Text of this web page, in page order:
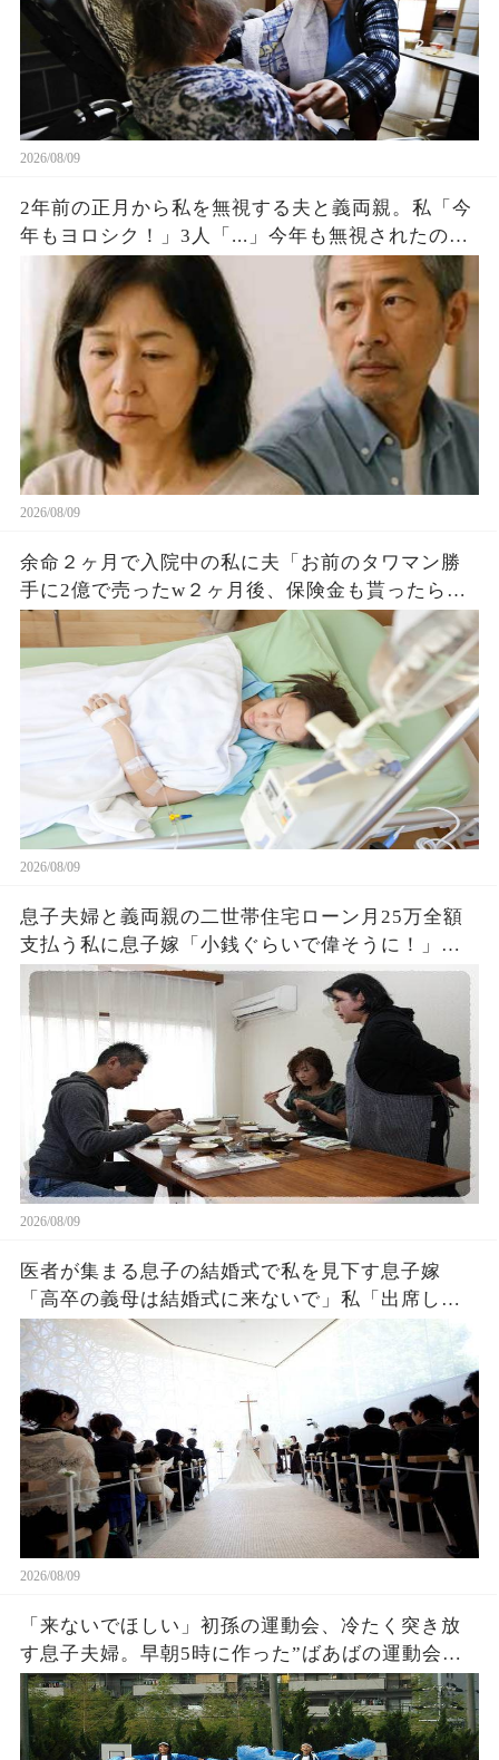
2026/08/09
2年前の正月から私を無視する夫と義両親。私「今
年もヨロシク！」3人「...」今年も無視されたので
無言で家を出ると夫から鬼電が私「...」完全無視す
2026/08/09
余命２ヶ月で入院中の私に夫「お前のタワマン勝
手に2億で売ったw２ヶ月後、保険金も貰ったら彼
女と再婚するw」高2息子「大丈夫！手は打ってる
よ」7日後、悲惨な姿の夫が発見されw
2026/08/09
息子夫婦と義両親の二世帯住宅ローン月25万全額
支払う私に息子嫁「小銭ぐらいで偉そうに！」長
男「支払い止めてみろ！」私「喜んで！」支払い
止めた結果
2026/08/09
医者が集まる息子の結婚式で私を見下す息子嫁
「高卒の義母は結婚式に来ないで」私「出席して
ごめんなさいね」→お望み通り帰った結果
2026/08/09
「来ないでほしい」初孫の運動会、冷たく突き放
す息子夫婦。早朝5時に作った”ばあばの運動会弁
当”は誰にも食べられず私は微笑みその場を後にし